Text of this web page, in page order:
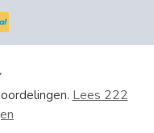
Lees 222